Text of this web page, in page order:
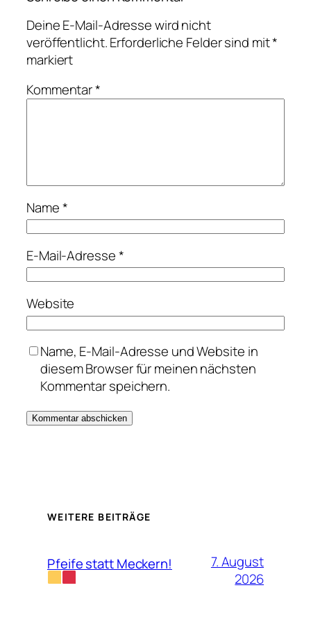
Deine E-Mail-Adresse wird nicht
veröffentlicht.Erforderliche Felder sind mit*
markiert
Kommentar*
Name*
E-Mail-Adresse*
Website
Name, E-Mail-Adresse und Website in
diesem Browser für meinen nächsten
Kommentar speichern.
WEITERE BEITRÄGE
Pfeife statt Meckern!
7. August
2026